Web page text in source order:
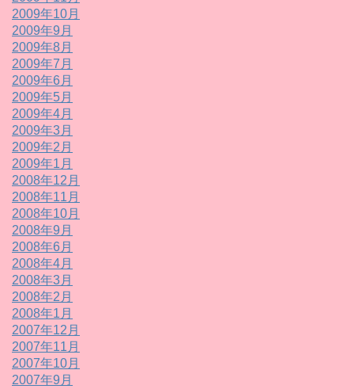
2009年10月
2009年9月
2009年8月
2009年7月
2009年6月
2009年5月
2009年4月
2009年3月
2009年2月
2009年1月
2008年12月
2008年11月
2008年10月
2008年9月
2008年6月
2008年4月
2008年3月
2008年2月
2008年1月
2007年12月
2007年11月
2007年10月
2007年9月